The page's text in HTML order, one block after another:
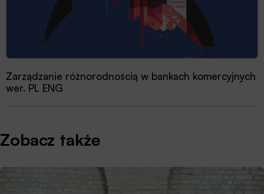
Zarządzanie różnorodnością w bankach komercyjnych
wer. PL ENG
Zobacz także